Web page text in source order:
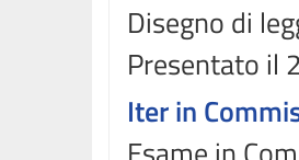
Disegno di
Presentato il
Iter in